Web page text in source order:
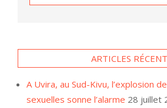
ARTICLES
A Uvira, au Sud-Kivu, l’explosion
sexuelles sonne l’alarme 28 juillet